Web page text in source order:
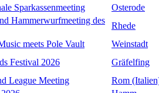
Sparkassenmeeting
Osterode
Hammerwurfmeeting des
Rhede
meets Pole Vault
Weinstadt
Festival 2026
Gräfelfing
League Meeting
Rom